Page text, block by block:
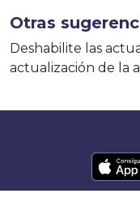
Otras
Deshabilite las
actualización de la